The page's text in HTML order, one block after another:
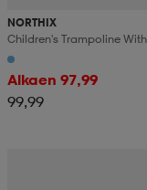
NORTHIX
Children's Trampoline
Alkaen 97,99
99,99